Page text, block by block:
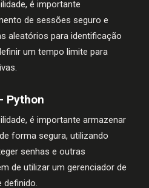
é importante
de sessões seguro e
aleatórios para identificação
um tempo limite para
Python
é importante armazenar
forma segura, utilizando
senhas e outras
de utilizar um gerenciador de